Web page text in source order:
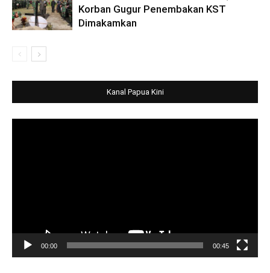
Korban Gugur Penembakan KST
Dimakamkan
Kanal Papua Kini
00:00 00:45